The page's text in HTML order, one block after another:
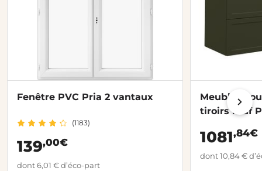
Fenêtre PVC Pria 2 vantaux
(1183)
139,00€
dont 6,01 € d’éco-part
Meubles
tiroirs mdf
1081,84€
dont 10,84 €